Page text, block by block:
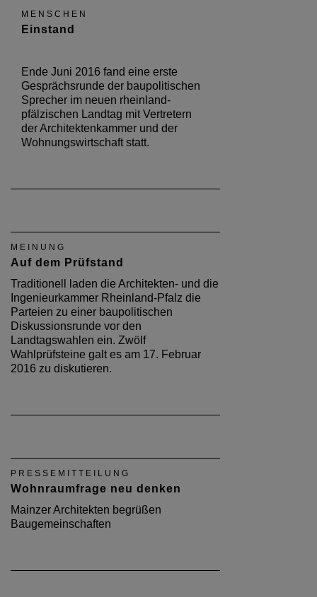
MENSCHEN
Einstand
Ende Juni 2016 fand eine erste
Gesprächsrunde der baupolitischen
Sprecher im neuen rheinland-
pfälzischen Landtag mit Vertretern
der Architektenkammer und der
Wohnungswirtschaft statt.
MEINUNG
Auf dem Prüfstand
Traditionell laden die Architekten- und die
Ingenieurkammer Rheinland-Pfalz die
Parteien zu einer baupolitischen
Diskussionsrunde vor den
Landtagswahlen ein. Zwölf
Wahlprüfsteine galt es am 17. Februar
2016 zu diskutieren.
PRESSEMITTEILUNG
Wohnraumfrage neu denken
Mainzer Architekten begrüßen
Baugemeinschaften